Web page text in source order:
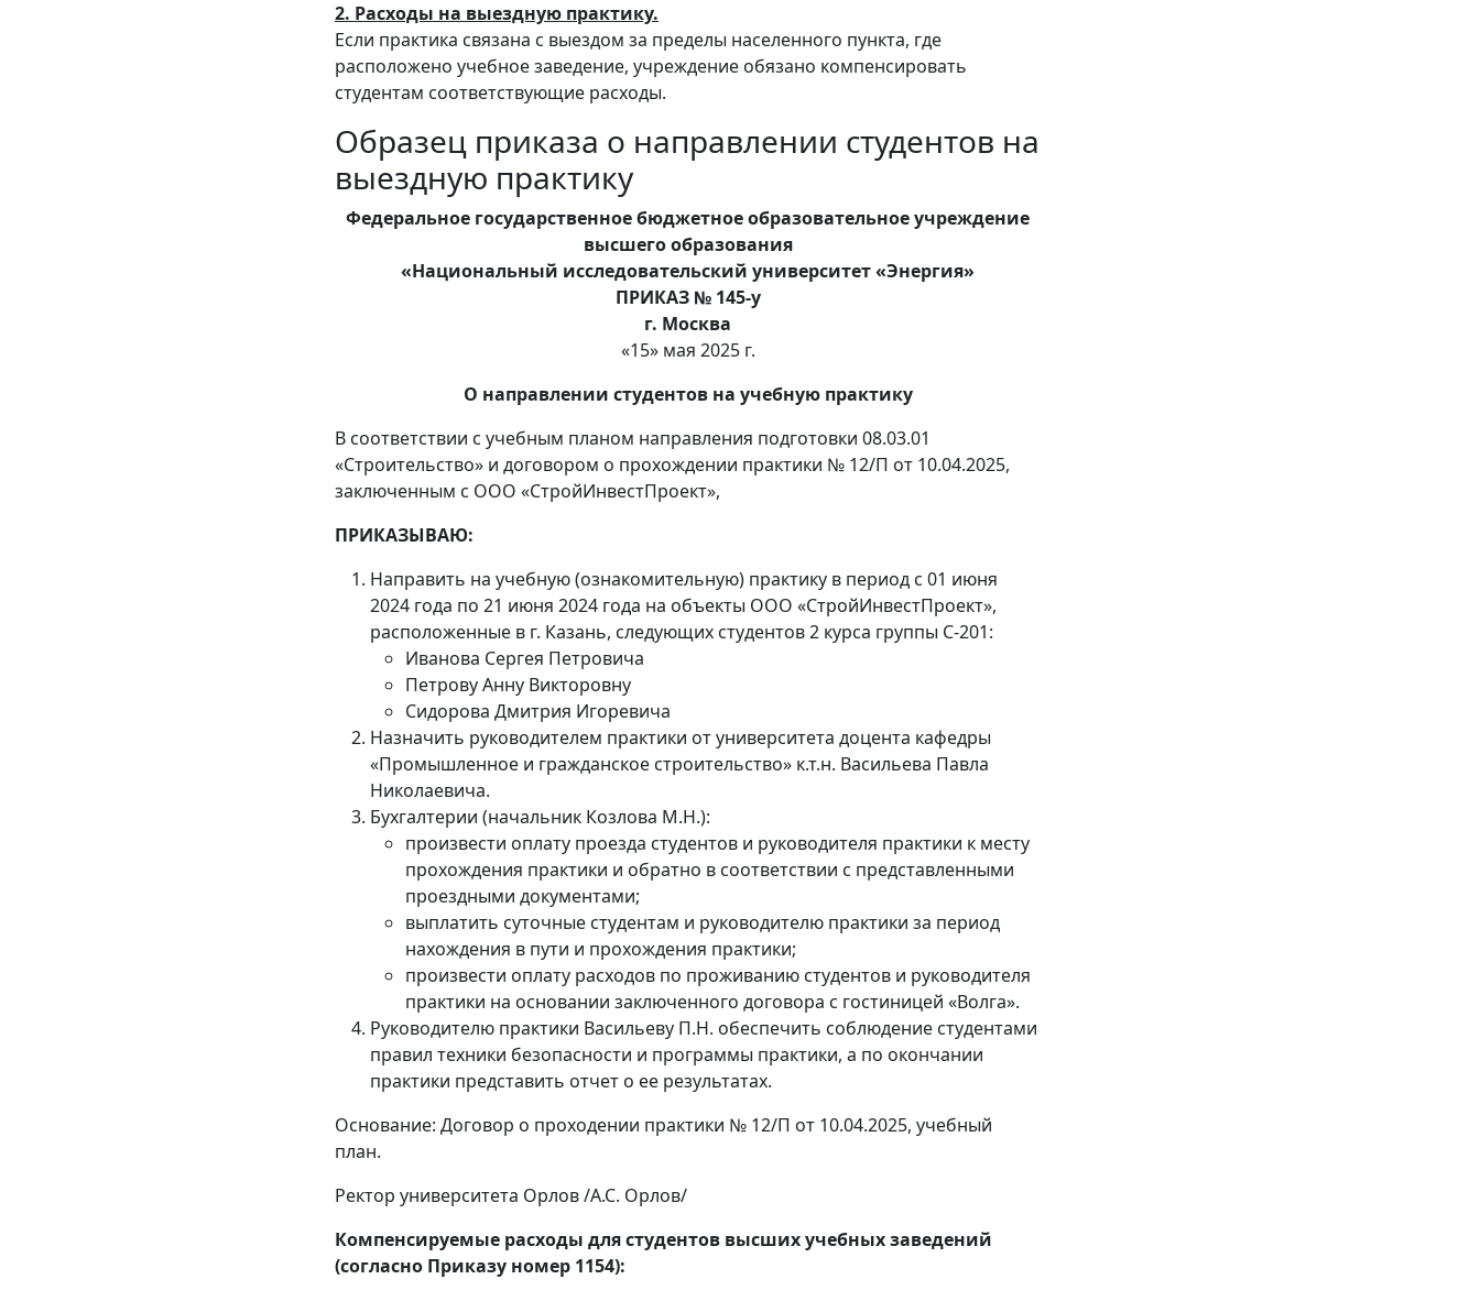
2. Расходы на выездную практику.
Если практика связана с выездом за пределы населенного пункта, где
расположено учебное заведение, учреждение обязано компенсировать
студентам соответствующие расходы.
Образец приказа о направлении студентов на
выездную практику
Федеральное государственное бюджетное образовательное учреждение
высшего образования
«Национальный исследовательский университет «Энергия»
ПРИКАЗ № 145-у
г. Москва
«15» мая 2025 г.
О направлении студентов на учебную практику
В соответствии с учебным планом направления подготовки 08.03.01
«Строительство» и договором о прохождении практики № 12/П от 10.04.2025,
заключенным с ООО «СтройИнвестПроект»,
ПРИКАЗЫВАЮ:
Направить на учебную (ознакомительную) практику в период с 01 июня
2024 года по 21 июня 2024 года на объекты ООО «СтройИнвестПроект»,
расположенные в г. Казань, следующих студентов 2 курса группы С-201:
Иванова Сергея Петровича
Петрову Анну Викторовну
Сидорова Дмитрия Игоревича
Назначить руководителем практики от университета доцента кафедры
«Промышленное и гражданское строительство» к.т.н. Васильева Павла
Николаевича.
Бухгалтерии (начальник Козлова М.Н.):
произвести оплату проезда студентов и руководителя практики к месту
прохождения практики и обратно в соответствии с представленными
проездными документами;
выплатить суточные студентам и руководителю практики за период
нахождения в пути и прохождения практики;
произвести оплату расходов по проживанию студентов и руководителя
практики на основании заключенного договора с гостиницей «Волга».
Руководителю практики Васильеву П.Н. обеспечить соблюдение студентами
правил техники безопасности и программы практики, а по окончании
практики представить отчет о ее результатах.
Основание: Договор о проходении практики № 12/П от 10.04.2025, учебный
план.
Ректор университета Орлов /А.С. Орлов/
Компенсируемые расходы для студентов высших учебных заведений
(согласно Приказу номер 1154):